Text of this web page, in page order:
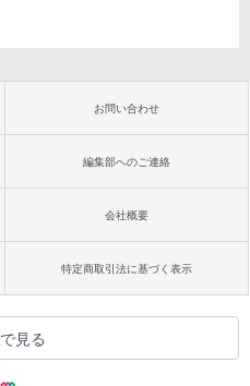
お問い合わせ
編集部へのご連絡
会社概要
特定商取引法に基づく表示
見る